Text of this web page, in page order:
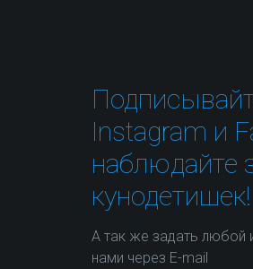
Instagram и
наблюдайте
кунодетишек!
А так же задать любой
нами через E-mail